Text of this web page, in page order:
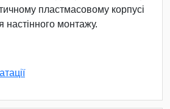
пластмасовому корпусі
настінного монтажу.